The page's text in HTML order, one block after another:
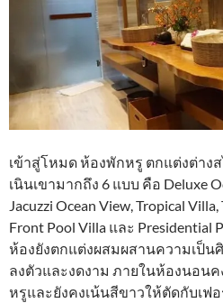
เข้าสู่โหมด ห้องพักหรู ตกแต่งต่าง
เนินเขามากถึง 6 แบบ คือ Deluxe
Jacuzzi Ocean View, Tropical
Front Pool Villa และ Presidential
ห้องยังตกแต่งผสมผสานความเป็น
ลงตัวและงดงาม ภายในห้องนอน
หรูและยังคงเน้นสีขาวให้ตัดกับเฟ